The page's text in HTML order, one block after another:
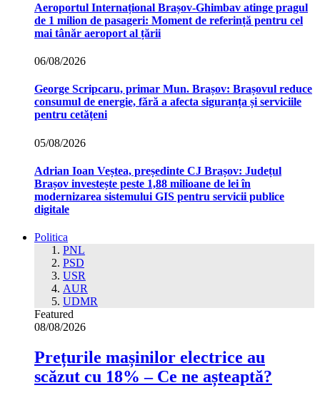
Aeroportul Internațional Brașov‑Ghimbav atinge pragul
de 1 milion de pasageri: Moment de referință pentru cel
mai tânăr aeroport al țării
06/08/2026
George Scripcaru, primar Mun. Brașov: Brașovul reduce
consumul de energie, fără a afecta siguranța și serviciile
pentru cetățeni
05/08/2026
Adrian Ioan Veștea, președinte CJ Brașov: Județul
Brașov investește peste 1,88 milioane de lei în
modernizarea sistemului GIS pentru servicii publice
digitale
Politica
PNL
PSD
USR
AUR
UDMR
Featured
08/08/2026
Prețurile mașinilor electrice au
scăzut cu 18% – Ce ne așteaptă?